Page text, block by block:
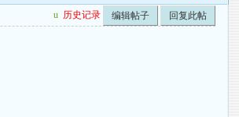
u 历史记录 编辑帖子 回复此帖